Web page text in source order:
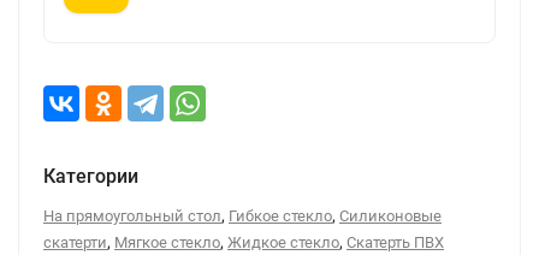
Категории
На прямоугольный стол, Гибкое стекло, Силиконовые
скатерти, Мягкое стекло, Жидкое стекло, Скатерть ПВХ